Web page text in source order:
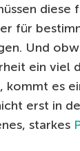
diese
für
Und
ein viel
kommt es
erst in
starkes